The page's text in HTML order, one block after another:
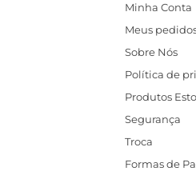
Minha Conta
Meus
Sobre Nós
Política de
Produtos
Segurança
Troca
Formas de